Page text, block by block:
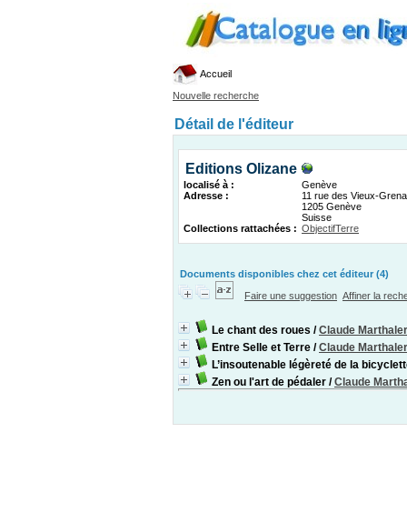
Accueil
Nouvelle recherche
Détail de l'éditeur
Editions Olizane
localisé à :
Genève
Adresse :
11 rue des Vieux-
1205 Genève
Suisse
Collections rattachées : ObjectifTerre
Documents disponibles chez cet éditeur (4)
Faire une suggestion Affiner la
Le chant des roues /Claude Marthaler
Entre Selle et Terre /Claude Marthaler
L’insoutenable légèreté de la
Zen ou l'art de pédaler /Claude